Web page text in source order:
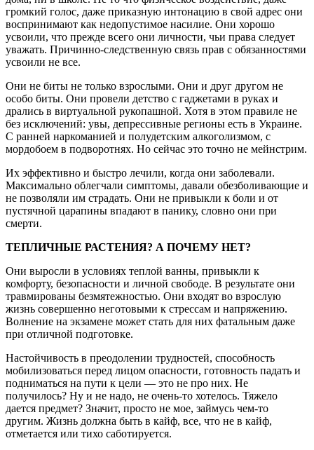
громкий голос, даже приказную интонацию в свой адрес они
воспринимают как недопустимое насилие. Они хорошо
усвоили, что прежде всего они личности, чьи права следует
уважать. Причинно-следственную связь прав с обязанностями
усвоили не все.
Они не биты не только взрослыми. Они и друг другом не
особо биты. Они провели детство с гаджетами в руках и
дрались в виртуальной рукопашной. Хотя в этом правиле не
без исключений: увы, депрессивные регионы есть в Украине.
С ранней наркоманией и полудетским алкоголизмом, с
мордобоем в подворотнях. Но сейчас это точно не мейнстрим.
Их эффективно и быстро лечили, когда они заболевали.
Максимально облегчали симптомы, давали обезболивающие и
не позволяли им страдать. Они не привыкли к боли и от
пустячной царапины впадают в панику, словно они при
смерти.
ТЕПЛИЧНЫЕ РАСТЕНИЯ? А ПОЧЕМУ НЕТ?
Они выросли в условиях теплой ванны, привыкли к
комфорту, безопасности и личной свободе. В результате они
травмированы безмятежностью. Они входят во взрослую
жизнь совершенно неготовыми к стрессам и напряжению.
Волнение на экзамене может стать для них фатальным даже
при отличной подготовке.
Настойчивость в преодолении трудностей, способность
мобилизоваться перед лицом опасности, готовность падать и
подниматься на пути к цели — это не про них. Не
получилось? Ну и не надо, не очень-то хотелось. Тяжело
дается предмет? Значит, просто не мое, займусь чем-то
другим. Жизнь должна быть в кайф, все, что не в кайф,
отметается или тихо саботируется.